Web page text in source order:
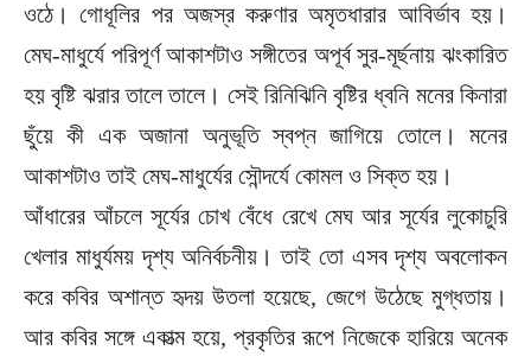
ওঠে। গোধূলির পর অজস্র করুণার অমৃতধারার আবির্ভাব হয়।
মেঘ-মাধুর্যে পরিপূর্ণ আকাশটাও সঙ্গীতের অপূর্ব সুর-মূর্ছনায় ঝংকারিত
হয় বৃষ্টি ঝরার তালে তালে। সেই রিনিঝিনি বৃষ্টির ধ্বনি মনের কিনারা
ছুঁয়ে কী এক অজানা অনুভূতি স্বপ্ন জাগিয়ে তোলে। মনের
আকাশটাও তাই মেঘ-মাধুর্যের সৌন্দর্যে কোমল ও সিক্ত হয়।
আঁধারের আঁচলে সূর্যের চোখ বেঁধে রেখে মেঘ আর সূর্যের লুকোচুরি
খেলার মাধুর্যময় দৃশ্য অনির্বচনীয়। তাই তো এসব দৃশ্য অবলোকন
করে কবির অশান্ত হৃদয় উতলা হয়েছে, জেগে উঠেছে মুগ্ধতায়।
আর কবির সঙ্গে একাত্ম হয়ে, প্রকৃতির রূপে নিজেকে হারিয়ে অনেক